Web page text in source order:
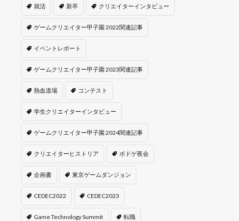
就活 新卒 クリエイターインタビュー
ゲームクリエイター甲子園 2022関連記事
イベントレポート
ゲームクリエイター甲子園 2023関連記事
熱血道場 コンテスト
学生クリエイターインタビュー
ゲームクリエイター甲子園 2024関連記事
クリエイターヒストリア ボドゲ夜会
企画書 東京ゲームダンジョン
CEDEC2022 CEDEC2023
Game Technology Summit 転職